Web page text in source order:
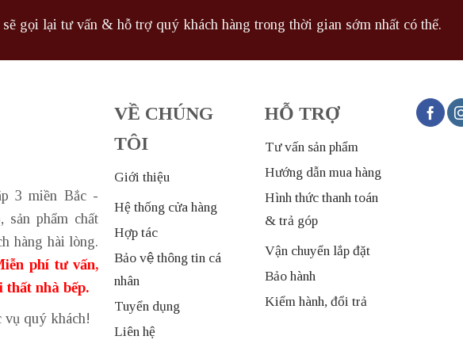
gọi lại tư vấn & hỗ trợ quý khách hàng trong thời gian sớm nhất có thể.
3 miền Bắc -
sản phẩm chất
hàng hài lòng.
phí tư vấn,
thất nhà bếp.
vụ quý khách!
VỀ CHÚNG
TÔI
Giới thiệu
Hệ thống cửa hàng
Hợp tác
Bảo vệ thông tin cá
nhân
Tuyển dụng
Liên hệ
HỖ TRỢ
Tư vấn sản phẩm
Hướng dẫn mua hàng
Hình thức thanh toán
& trả góp
Vận chuyển lắp đặt
Bảo hành
Kiểm hành, đổi trả